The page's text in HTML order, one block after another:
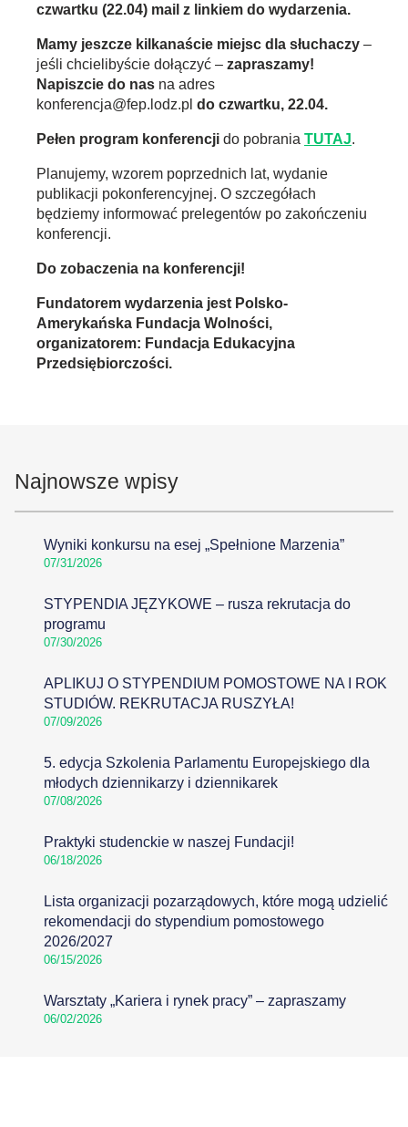
czwartku (22.04) mail z linkiem do wydarzenia.
Mamy jeszcze kilkanaście miejsc dla słuchaczy –
jeśli chcielibyście dołączyć – zapraszamy!
Napiszcie do nas na adres
konferencja@fep.lodz.pl do czwartku, 22.04.
Pełen program konferencji do pobrania TUTAJ.
Planujemy, wzorem poprzednich lat, wydanie
publikacji pokonferencyjnej. O szczegółach
będziemy informować prelegentów po zakończeniu
konferencji.
Do zobaczenia na konferencji!
Fundatorem wydarzenia jest Polsko-
Amerykańska Fundacja Wolności,
organizatorem: Fundacja Edukacyjna
Przedsiębiorczości.
Najnowsze wpisy
Wyniki konkursu na esej „Spełnione Marzenia”
07/31/2026
STYPENDIA JĘZYKOWE – rusza rekrutacja do
programu
07/30/2026
APLIKUJ O STYPENDIUM POMOSTOWE NA I ROK
STUDIÓW. REKRUTACJA RUSZYŁA!
07/09/2026
5. edycja Szkolenia Parlamentu Europejskiego dla
młodych dziennikarzy i dziennikarek
07/08/2026
Praktyki studenckie w naszej Fundacji!
06/18/2026
Lista organizacji pozarządowych, które mogą udzielić
rekomendacji do stypendium pomostowego
2026/2027
06/15/2026
Warsztaty „Kariera i rynek pracy” – zapraszamy
06/02/2026